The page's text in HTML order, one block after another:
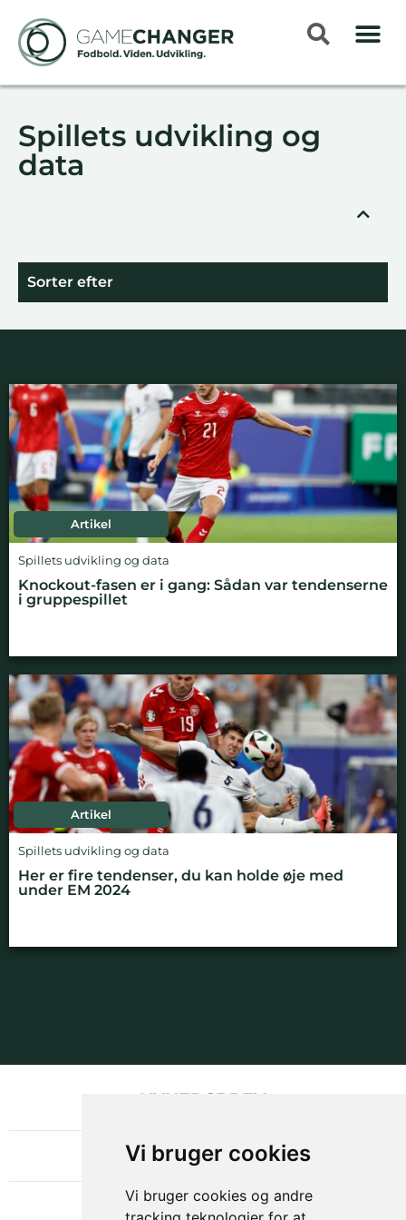
Vi bruger cookies
Vi bruger cookies og andre
Spillets udvikling og
data
Sorter efter
Artikel
Spillets udvikling og data
Knockout-fasen er i gang: Sådan var tendenserne
i gruppespillet
Artikel
Spillets udvikling og data
Her er fire tendenser, du kan holde øje med
under EM 2024
NYHEDSBREV
OM GAMECHANGER